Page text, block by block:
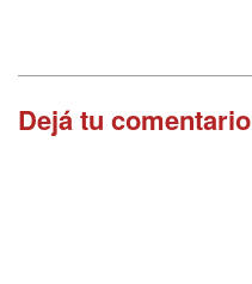
Dejá tu comentario